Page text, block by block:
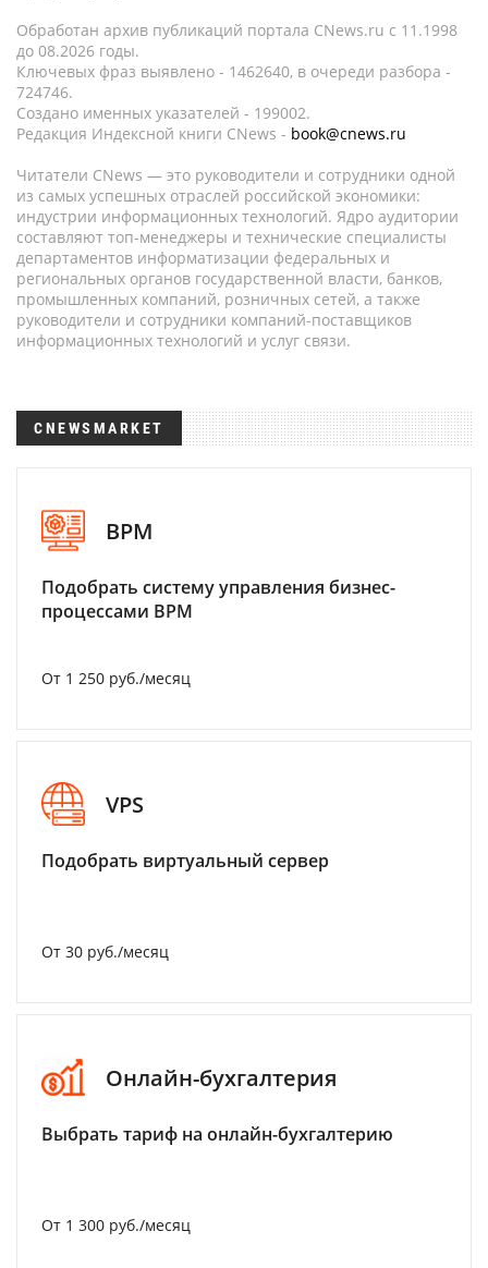
Обработан архив публикаций портала CNews.ru c 11.1998
до 08.2026 годы.
Ключевых фраз выявлено - 1462640, в очереди разбора -
724746.
Создано именных указателей - 199002.
Редакция Индексной книги CNews - book@cnews.ru
Читатели CNews — это руководители и сотрудники одной
из самых успешных отраслей российской экономики:
индустрии информационных технологий. Ядро аудитории
составляют топ-менеджеры и технические специалисты
департаментов информатизации федеральных и
региональных органов государственной власти, банков,
промышленных компаний, розничных сетей, а также
руководители и сотрудники компаний-поставщиков
информационных технологий и услуг связи.
CNEWSMARKET
BPM
Подобрать систему управления бизнес-
процессами BPM
От 1 250 руб./месяц
VPS
Подобрать виртуальный сервер
От 30 руб./месяц
Онлайн-бухгалтерия
Выбрать тариф на онлайн-бухгалтерию
От 1 300 руб./месяц